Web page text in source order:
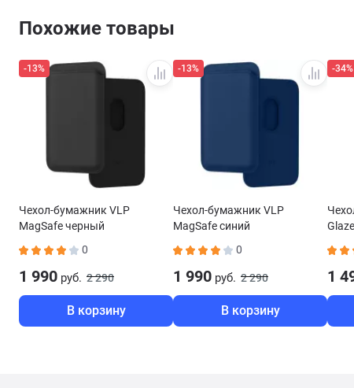
Похожие товары
-13%
Чехол-бумажник VLP
MagSafe черный
0
1 990 руб. 2 290
В корзину
-13%
Чехол-бумажник VLP
MagSafe синий
0
1 990 руб. 2 290
В корзину
-34%
1